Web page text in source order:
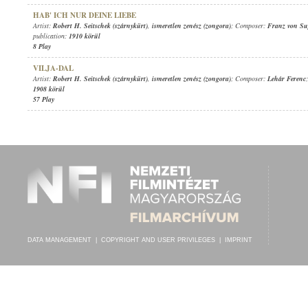
HAB' ICH NUR DEINE LIEBE
Artist: Robert H. Seitschek (szárnykürt), ismeretlen zenész (zongora); Composer: Franz von
publication: 1910 körül
8 Play
VILJA-DAL
Artist: Robert H. Seitschek (szárnykürt), ismeretlen zenész (zongora); Composer: Lehár Ferenc
1908 körül
57 Play
DATA MANAGEMENT COPYRIGHT AND USER PRIVILEGES IMPRINT